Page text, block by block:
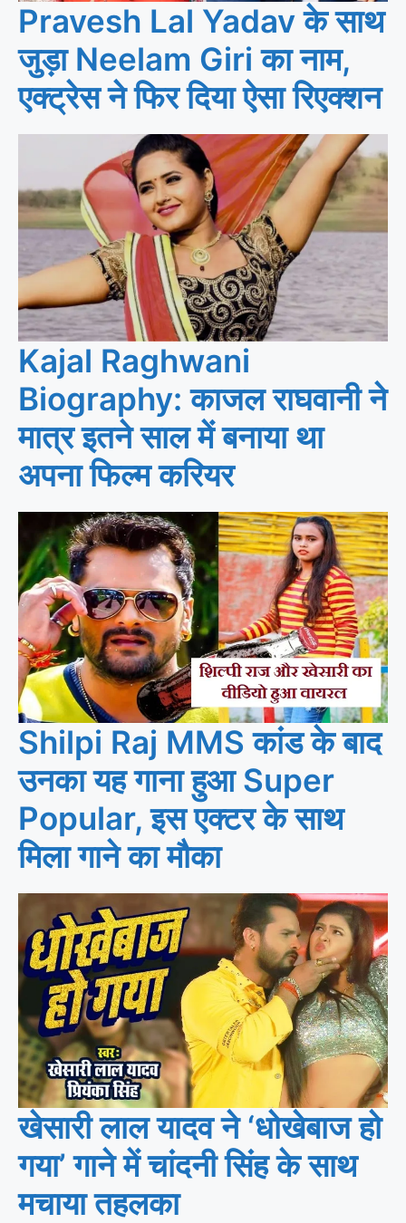
Pravesh Lal Yadav के साथ
जुड़ा Neelam Giri का नाम,
एक्ट्रेस ने फिर दिया ऐसा रिएक्शन
Kajal Raghwani
Biography: काजल राघवानी ने
मात्र इतने साल में बनाया था
अपना फिल्म करियर
Shilpi Raj MMS कांड के बाद
उनका यह गाना हुआ Super
Popular, इस एक्टर के साथ
मिला गाने का मौका
खेसारी लाल यादव ने ‘धोखेबाज हो
गया’ गाने में चांदनी सिंह के साथ
मचाया तहलका